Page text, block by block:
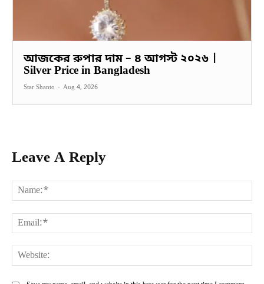
আজকের রুপার দাম – ৪ আগস্ট ২০২৬ |
Silver Price in Bangladesh
Star Shanto - Aug 4, 2026
Leave A Reply